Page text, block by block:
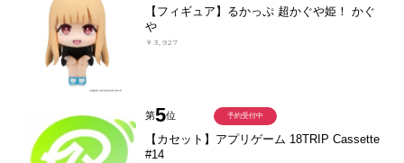
【フィギュア】るかっぷ 超かぐや姫！ かぐ
や
￥3,927
第5位
【カセット】アプリゲーム 18TRIP Cassette
#14
予約受付中